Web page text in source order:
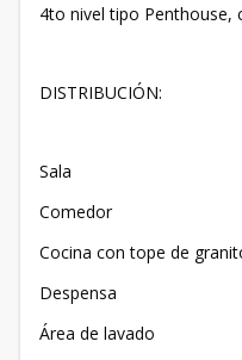
4to nivel tipo Penthouse,
DISTRIBUCIÓN:
Sala
Comedor
Cocina con tope de
Despensa
Área de lavado